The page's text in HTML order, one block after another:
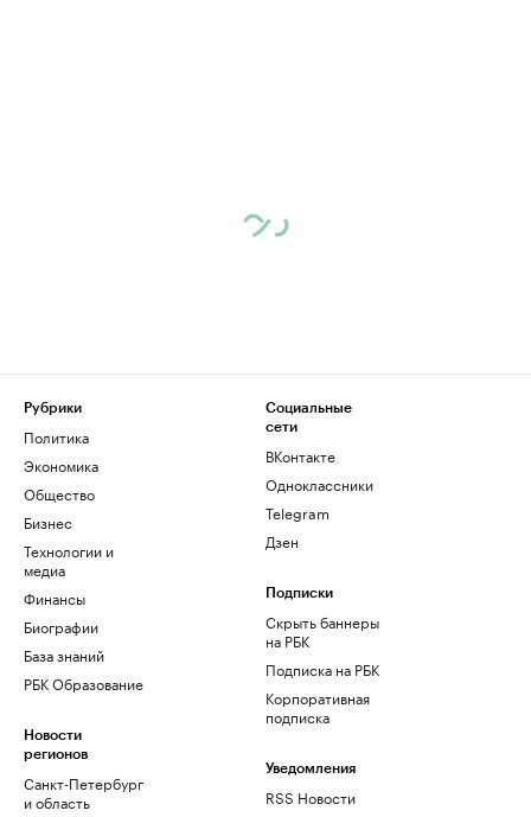
Рубрики
Политика
Экономика
Общество
Бизнес
Технологии и
медиа
Финансы
Биографии
База знаний
РБК Образование
Новости
регионов
Санкт-Петербург
и область
Социальные
сети
ВКонтакте
Одноклассники
Telegram
Дзен
Подписки
Скрыть баннеры
на РБК
Подписка на РБК
Корпоративная
подписка
Уведомления
RSS Новости